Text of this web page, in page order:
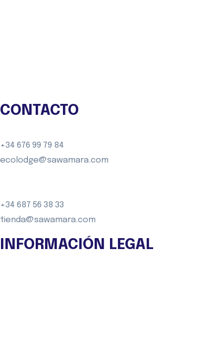
CONTACTO
+34 676 99 79 84
ecolodge@sawamara.com
+34 687 56 38 33
tienda@sawamara.com
INFORMACIÓN LEGAL